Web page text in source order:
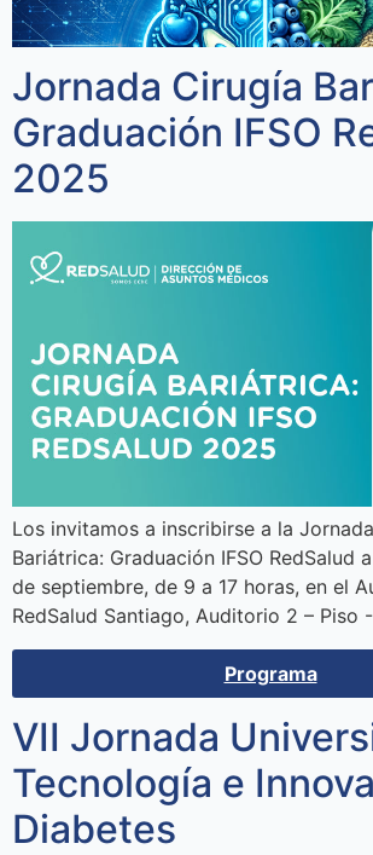
Jornada Cirugía
Graduación IFSO
2025
Los invitamos a inscribirse a la
Bariátrica: Graduación IFSO RedSalud
de septiembre, de 9 a 17 horas, en el
RedSalud Santiago, Auditorio 2 – Piso -
Programa
VII Jornada
Tecnología e
Diabetes